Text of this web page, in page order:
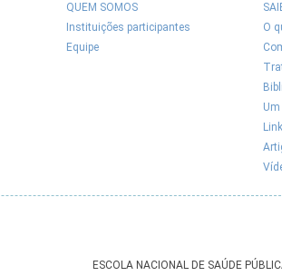
QUEM SOMOS
Instituições participantes
Equipe
O
ESCOLA NACIONAL DE SAÚDE